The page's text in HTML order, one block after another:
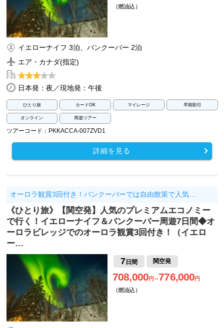
（燃油込）
イエローナイフ 3泊、バンクーバー 2泊
エア・カナダ(指定)
日本発：夜／現地発：午後
ひとり旅 カードOK マイレージ 早期割引
オンライン 周遊ツアー
ツアーコード：PKKACCA-007ZVD1
詳細を見る
オーロラ観賞3回付き！バンクーバーでは自由散策で人気…
《ひとり旅》【関空発】人気のプレミアムエコノミー
で行く！イエローナイフ＆バンクーバー周遊7日間◆オ
ーロラビレッジでのオーロラ観賞3回付き！（イエロ
ー…
7 日間 関空発
708,000円～776,000円
（燃油込）